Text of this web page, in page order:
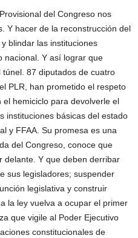
del Congreso nos
Y hacer de la reconstrucción del
blindar las instituciones
nacional. Y así lograr que
87 diputados de cuatro
PLR, han prometido el respeto
hemiciclo para devolverle el
instituciones básicas del estado
y FFAA. Su promesa es una
del Congreso, conoce que
delante. Y que deben derribar
sus legisladores; suspender
legislativa y construir
la ley vuelva a ocupar el primer
que vigile al Poder Ejecutivo
constitucionales de